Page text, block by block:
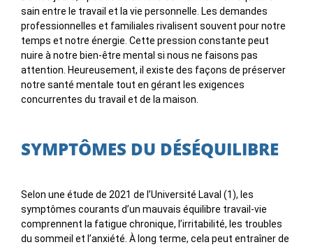
sain entre le travail et la vie personnelle. Les demandes
professionnelles et familiales rivalisent souvent pour notre
temps et notre énergie. Cette pression constante peut
nuire à notre bien-être mental si nous ne faisons pas
attention. Heureusement, il existe des façons de préserver
notre santé mentale tout en gérant les exigences
concurrentes du travail et de la maison.
SYMPTÔMES DU DÉSÉQUILIBRE
Selon une étude de 2021 de l’Université Laval (1), les
symptômes courants d’un mauvais équilibre travail-vie
comprennent la fatigue chronique, l’irritabilité, les troubles
du sommeil et l’anxiété. À long terme, cela peut entraîner de